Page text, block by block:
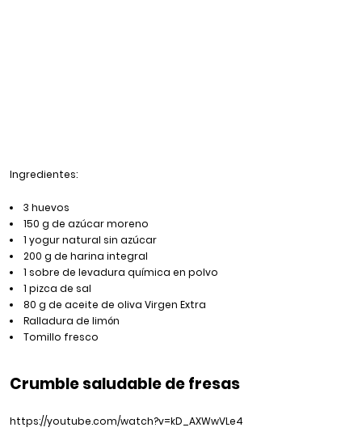
Ingredientes:
3 huevos
150 g de azúcar moreno
1 yogur natural sin azúcar
200 g de harina integral
1 sobre de levadura química en polvo
1 pizca de sal
80 g de aceite de oliva Virgen Extra
Ralladura de limón
Tomillo fresco
Crumble saludable de fresas
https://youtube.com/watch?v=kD_AXWwVLe4